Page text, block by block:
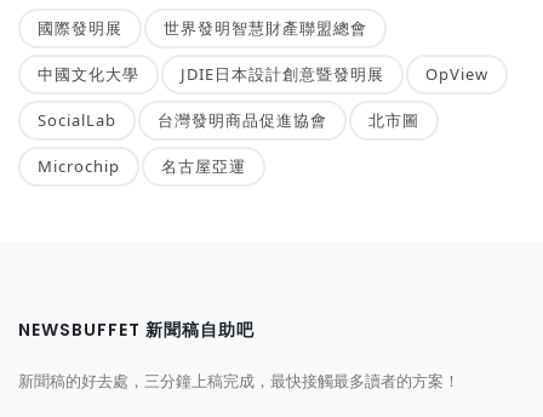
國際發明展 世界發明智慧財產聯盟總會
中國文化大學 JDIE日本設計創意暨發明展 OpView
SocialLab 台灣發明商品促進協會 北市圖
Microchip 名古屋亞運
NEWSBUFFET 新聞稿自助吧
新聞稿的好去處，三分鐘上稿完成，最快接觸最多讀者的方案！